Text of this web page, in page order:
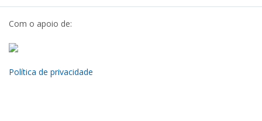
Com o apoio de:
Política de privacidade